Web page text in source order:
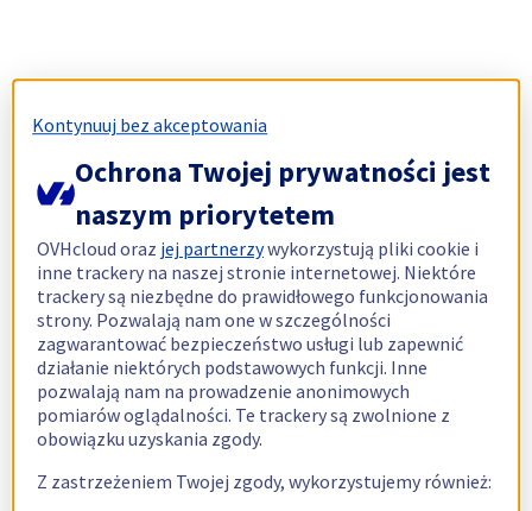
Kontynuuj bez akceptowania
Ochrona Twojej prywatności jest
naszym priorytetem
OVHcloud oraz jej partnerzywykorzystują pliki cookie i
inne trackery na naszej stronie internetowej. Niektóre
trackery są niezbędne do prawidłowego funkcjonowania
strony. Pozwalają nam one w szczególności
zagwarantować bezpieczeństwo usługi lub zapewnić
działanie niektórych podstawowych funkcji. Inne
pozwalają nam na prowadzenie anonimowych
pomiarów oglądalności. Te trackery są zwolnione z
obowiązku uzyskania zgody.
Z zastrzeżeniem Twojej zgody, wykorzystujemy również: